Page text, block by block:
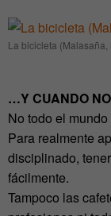
La bicicleta (Malasaña,
…Y CUANDO
No todo el
Para realmente
disciplinado,
fácilmente.
Tampoco las